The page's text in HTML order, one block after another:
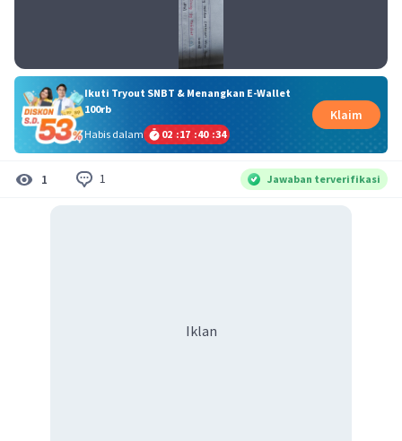
Ikuti Tryout SNBT & Menangkan E-Wallet
100rb
Habis dalam
02 :17 :40 :34
Klaim
1 1 Jawaban terverifikasi
Iklan